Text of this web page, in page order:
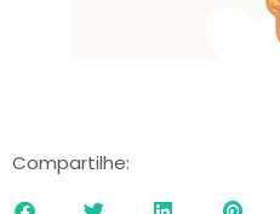
Compartilhe: